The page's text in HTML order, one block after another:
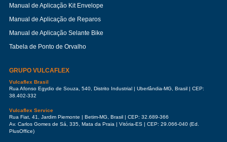
Manual de Aplicação Kit Envelope
Manual de Aplicação de Reparos
Manual de Aplicação Selante Bike
Tabela de Ponto de Orvalho
GRUPO VULCAFLEX
Vulcaflex Brasil
Rua Afonso Egydio de Souza, 540, Distrito Industrial | Uberlândia-MG, Brasil | CEP:
38.402-332
Vulcaflex Service
Rua Fiat, 41, Jardim Piemonte | Betim-MG, Brasil | CEP: 32.689-366
Av. Carlos Gomes de Sá, 335, Mata da Praia | Vitória-ES | CEP: 29.066-040 (Ed.
PlusOffice)